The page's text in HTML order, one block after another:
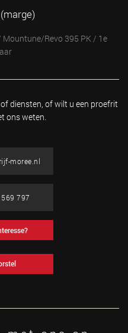
Mountune/Revo 395 PK / 1e
diensten, of wilt u een proefrit
ons weten.
moree.nl
797